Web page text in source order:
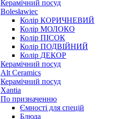
Керамічний посуд
Bolesławiec
Колір КОРИЧНЕВИЙ
Колір МОЛОКО
Колір ПІСОК
Колір ПОДВІЙНИЙ
Колір ДЕКОР
Керамічний посуд
Alt Ceramics
Керамічний посуд
Xantia
По призначенню
Ємності для спецій
Блюда